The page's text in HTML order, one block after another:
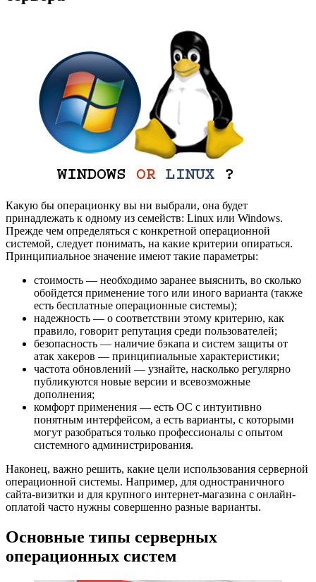
Какую бы операционку вы ни выбрали, она будет
принадлежать к одному из семейств: Linux или Windows.
Прежде чем определяться с конкретной операционной
системой, следует понимать, на какие критерии опираться.
Принципиальное значение имеют такие параметры:
стоимость — необходимо заранее выяснить, во сколько
обойдется применение того или иного варианта (также
есть бесплатные операционные системы);
надежность — о соответствии этому критерию, как
правило, говорит репутация среди пользователей;
безопасность — наличие бэкапа и систем защиты от
атак хакеров — принципиальные характеристики;
частота обновлений — узнайте, насколько регулярно
публикуются новые версии и всевозможные
дополнения;
комфорт применения — есть ОС с интуитивно
понятным интерфейсом, а есть варианты, с которыми
могут разобраться только профессионалы с опытом
системного администрирования.
Наконец, важно решить, какие цели использования серверной
операционной системы. Например, для одностраничного
сайта-визитки и для крупного интернет-магазина с онлайн-
оплатой часто нужны совершенно разные варианты.
Основные типы серверных
операционных систем